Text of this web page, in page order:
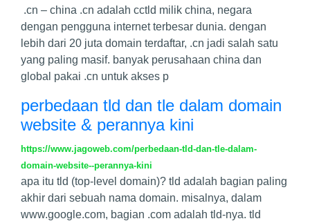
.cn – china .cn adalah cctld milik china, negara
dengan pengguna internet terbesar dunia. dengan
lebih dari 20 juta domain terdaftar, .cn jadi salah satu
yang paling masif. banyak perusahaan china dan
global pakai .cn untuk akses p
perbedaan tld dan tle dalam domain
website & perannya kini
https://www.jagoweb.com/perbedaan-tld-dan-tle-dalam-
domain-website--perannya-kini
apa itu tld (top-level domain)? tld adalah bagian paling
akhir dari sebuah nama domain. misalnya, dalam
www.google.com, bagian .com adalah tld-nya. tld